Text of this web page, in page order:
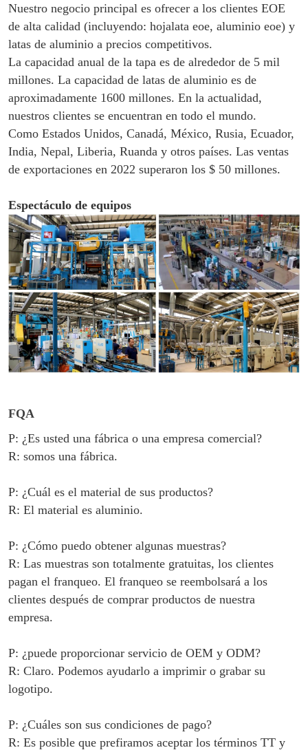
Nuestro negocio principal es ofrecer a los clientes EOE
de alta calidad (incluyendo: hojalata eoe, aluminio eoe) y
latas de aluminio a precios competitivos.
La capacidad anual de la tapa es de alrededor de 5 mil
millones. La capacidad de latas de aluminio es de
aproximadamente 1600 millones. En la actualidad,
nuestros clientes se encuentran en todo el mundo.
Como Estados Unidos, Canadá, México, Rusia, Ecuador,
India, Nepal, Liberia, Ruanda y otros países. Las ventas
de exportaciones en 2022 superaron los $ 50 millones.
Espectáculo de equipos
FQA
P: ¿Es usted una fábrica o una empresa comercial?
R: somos una fábrica.
P: ¿Cuál es el material de sus productos?
R: El material es aluminio.
P: ¿Cómo puedo obtener algunas muestras?
R: Las muestras son totalmente gratuitas, los clientes
pagan el franqueo. El franqueo se reembolsará a los
clientes después de comprar productos de nuestra
empresa.
P: ¿puede proporcionar servicio de OEM y ODM?
R: Claro. Podemos ayudarlo a imprimir o grabar su
logotipo.
P: ¿Cuáles son sus condiciones de pago?
R: Es posible que prefiramos aceptar los términos TT y